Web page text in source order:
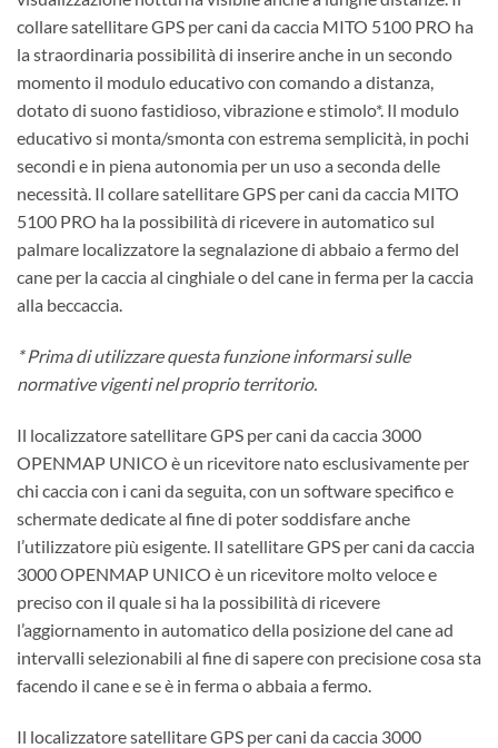
collare satellitare GPS per cani da caccia MITO 5100 PRO ha
la straordinaria possibilità di inserire anche in un secondo
momento il modulo educativo con comando a distanza,
dotato di suono fastidioso, vibrazione e stimolo*. Il modulo
educativo si monta/smonta con estrema semplicità, in pochi
secondi e in piena autonomia per un uso a seconda delle
necessità. Il collare satellitare GPS per cani da caccia MITO
5100 PRO ha la possibilità di ricevere in automatico sul
palmare localizzatore la segnalazione di abbaio a fermo del
cane per la caccia al cinghiale o del cane in ferma per la caccia
alla beccaccia.
* Prima di utilizzare questa funzione informarsi sulle
normative vigenti nel proprio territorio.
Il localizzatore satellitare GPS per cani da caccia 3000
OPENMAP UNICO è un ricevitore nato esclusivamente per
chi caccia con i cani da seguita, con un software specifico e
schermate dedicate al fine di poter soddisfare anche
l’utilizzatore più esigente. Il satellitare GPS per cani da caccia
3000 OPENMAP UNICO è un ricevitore molto veloce e
preciso con il quale si ha la possibilità di ricevere
l’aggiornamento in automatico della posizione del cane ad
intervalli selezionabili al fine di sapere con precisione cosa sta
facendo il cane e se è in ferma o abbaia a fermo.
Il localizzatore satellitare GPS per cani da caccia 3000